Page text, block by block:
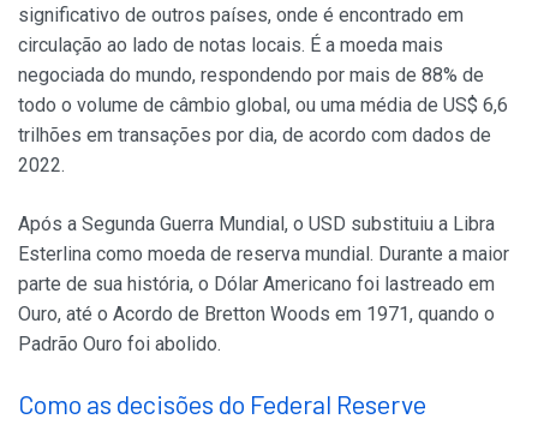
significativo de outros países, onde é encontrado em
circulação ao lado de notas locais. É a moeda mais
negociada do mundo, respondendo por mais de 88% de
todo o volume de câmbio global, ou uma média de US$ 6,6
trilhões em transações por dia, de acordo com dados de
2022.
Após a Segunda Guerra Mundial, o USD substituiu a Libra
Esterlina como moeda de reserva mundial. Durante a maior
parte de sua história, o Dólar Americano foi lastreado em
Ouro, até o Acordo de Bretton Woods em 1971, quando o
Padrão Ouro foi abolido.
Como as decisões do Federal Reserve